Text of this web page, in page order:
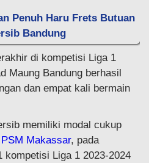
Penuh Haru Frets Butuan
Bandung
di kompetisi Liga 1
Maung Bandung berhasil
dan empat kali bermain
memiliki modal cukup
PSM Makassar, pada
kompetisi Liga 1 2023-2024